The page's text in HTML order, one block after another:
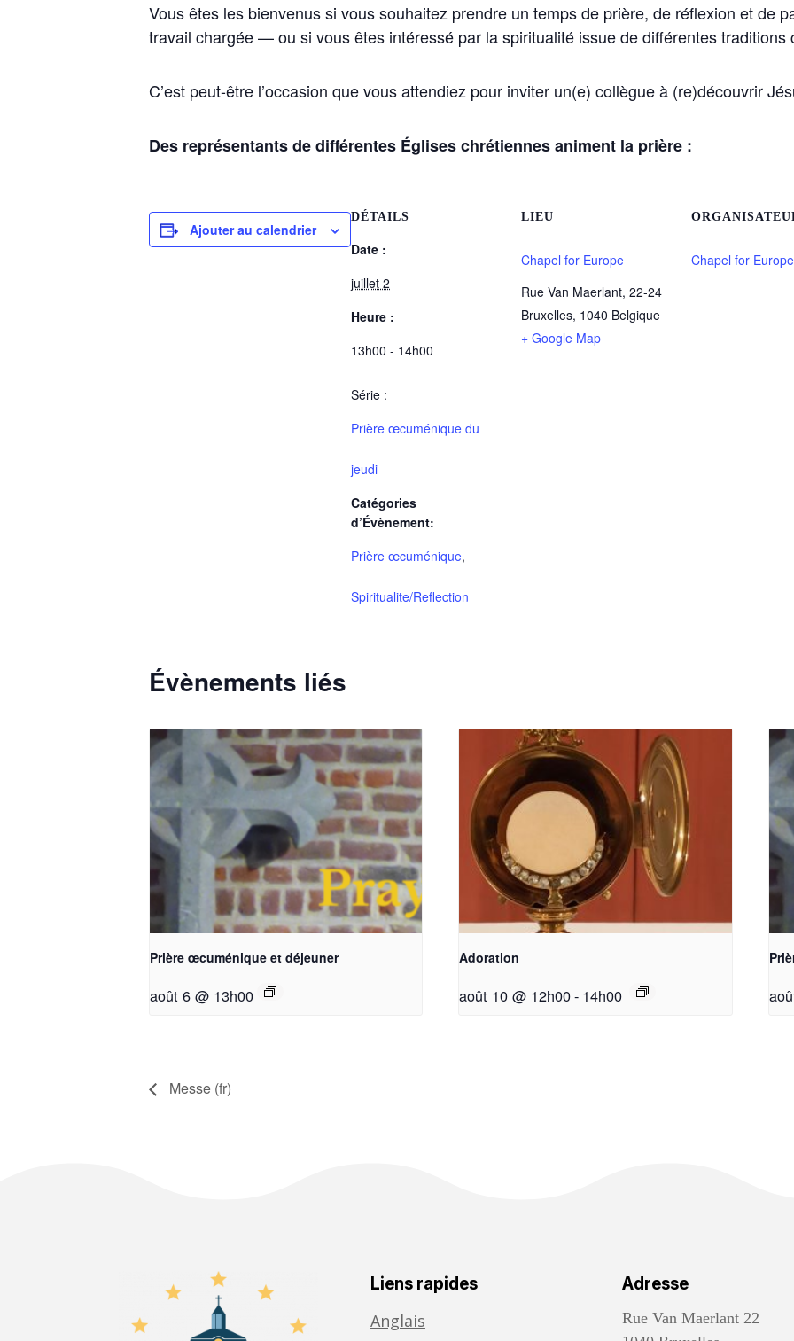
Vous êtes les bienvenus si vous souhaitez prendre un temps de prière, de réflexion et de
travail chargée — ou si vous êtes intéressé par la spiritualité issue de différentes traditions
C’est peut-être l’occasion que vous attendiez pour inviter un(e) collègue à (re)découvrir
Des représentants de différentes Églises chrétiennes animent la prière :
Ajouter au calendrier
DÉTAILS
Date :
juillet 2
Heure :
13h00 - 14h00
Série :
Prière œcuménique du
jeudi
Catégories
d’Évènement:
Prière œcuménique,
Spiritualite/Reflection
LIEU
Chapel for Europe
Rue Van Maerlant, 22-24
Bruxelles, 1040 Belgique
+ Google Map
Chapel for Europe
Évènements liés
Prière œcuménique et déjeuner
août 6 @ 13h00
Adoration
août 10 @ 12h00- 14h00
Messe (fr)
Liens rapides
Anglais
Adresse
Rue Van Maerlant 22